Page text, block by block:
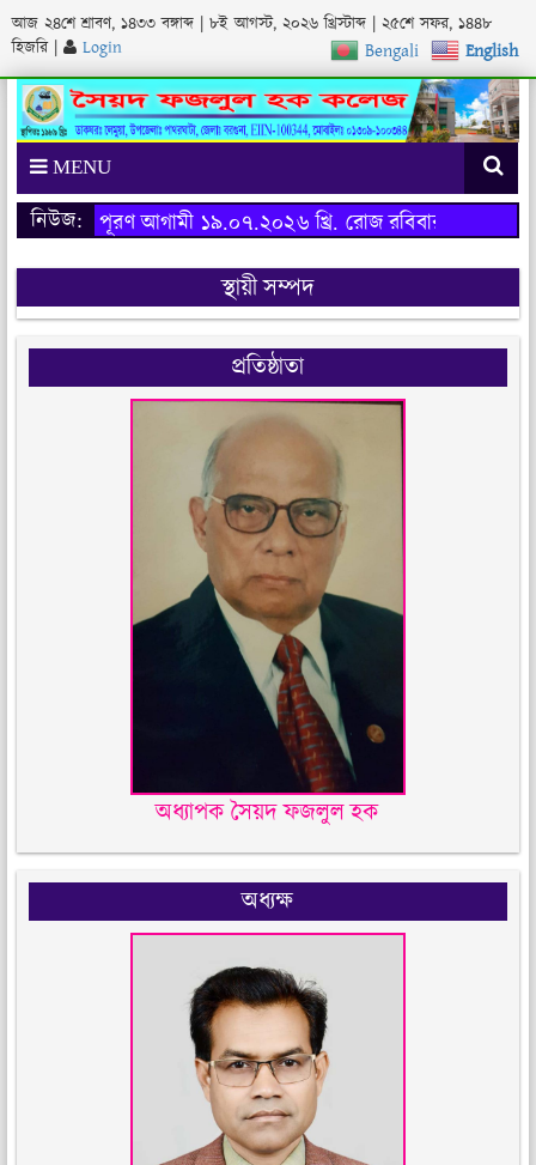
আজ ২৪শে শ্রাবণ, ১৪৩৩ বঙ্গাব্দ ৮ই আগস্ট, ২০২৬ খ্রিস্টাব্দ
২৫শে সফর, ১৪৪৮
হিজরি
Bengali English
| Login
MENU
নিউজ:
ফরম পূরণ আগামী ১৯.০৭.২০২৬ খ্রি. রোজ রবিবার থেকে শুরু
স্থায়ী সম্পদ
প্রতিষ্ঠাতা
অধ্যাপক সৈয়দ ফজলুল হক
অধ্যক্ষ